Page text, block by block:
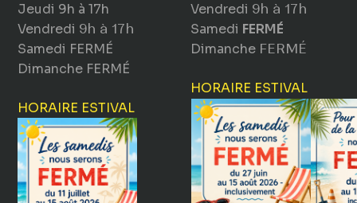
Jeudi 9h à 17h
Vendredi 9h à 17h
Samedi FERMÉ
Dimanche FERMÉ
HORAIRE ESTIVAL
Vendredi 9h à 17h
Samedi FERMÉ
Dimanche FERMÉ
HORAIRE ESTIVAL